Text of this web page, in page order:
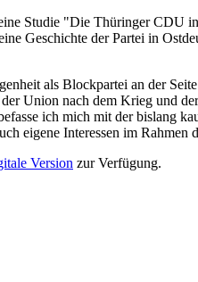
Studie "Die Thüringer CDU
Geschichte der Partei in
als Blockpartei an der
Union nach dem Krieg und
ich mich mit der bislang
eigene Interessen im Rahmen
Version zur Verfügung.